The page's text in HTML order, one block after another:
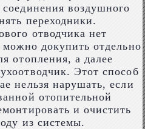
соединения воздушного
переходники.
отводчика нет
можно докупить отдельно
отопления, а далее
Этот способ
нельзя нарушать, если
отопительной
и очистить
из системы.